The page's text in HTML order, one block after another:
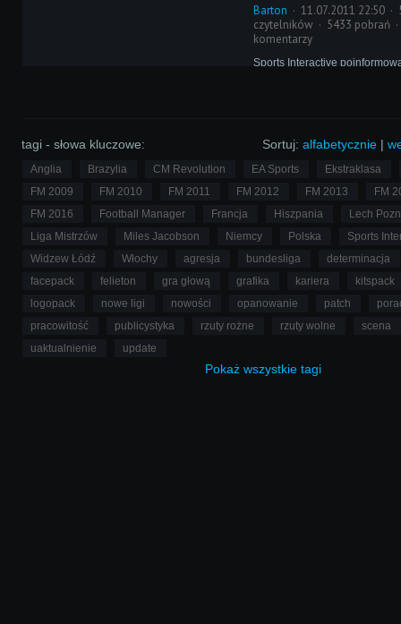
Barton 11.07.2011 22:50
czytelników
5433 pobrań
komentarzy
Sports Interactive
Sortuj: alfabetycznie |
tagi - słowa kluczowe:
Anglia Brazylia CM Revolution EA Sports
Ekstraklasa
FM 2009
FM 2010 FM 2011 FM 2012 FM 2013
FM
FM 2016
Football Manager Francja Hiszpania
Lech
Liga Mistrzów
Miles Jacobson Niemcy Polska
Sports
Widzew Łódź
Włochy agresja bundesliga
determinacja
facepack
felieton gra głową grafika kariera
kitspack
logopack
nowe ligi nowości opanowanie patch
pracowitość
publicystyka rzuty rożne rzuty wolne
scena
uaktualnienie
update
Pokaż wszystkie tagi